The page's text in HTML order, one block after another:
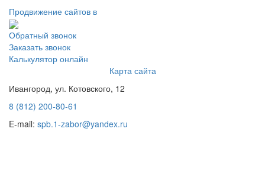
Продвижение сайтов в
Обратный звонок
Заказать звонок
Калькулятор онлайн
Карта сайта
Ивангород, ул. Котовского, 12
8 (812) 200-80-61
E-mail: spb.1-zabor@yandex.ru